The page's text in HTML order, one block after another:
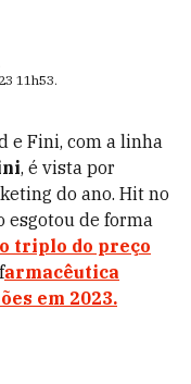
11h53.
e Fini, com a linha
, é vista por
do ano. Hit no
esgotou de forma
triplo do preço
armacêutica
em 2023.